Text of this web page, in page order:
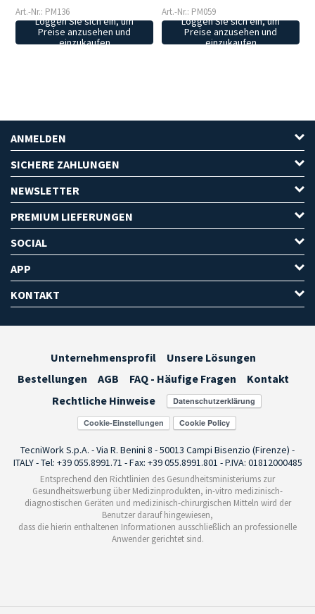
Art.-Nr.: PM136
Loggen Sie sich ein, um
Preise anzusehen und
einzukaufen
Art.-Nr.: PM059
Loggen Sie sich ein, um
Preise anzusehen und
einzukaufen
ANMELDEN
SICHERE ZAHLUNGEN
NEWSLETTER
PREMIUM LIEFERUNGEN
SOCIAL
APP
KONTAKT
Unternehmensprofil
Unsere Lösungen
Bestellungen
AGB FAQ - Häufige Fragen
Kontakt
Rechtliche Hinweise
Cookie-Einstellungen
TecniWork S.p.A. - Via R. Benini 8 - 50013 Campi Bisenzio (Firenze) -
ITALY - Tel: +39 055.8991.71 - Fax: +39 055.8991.801 - P.IVA: 01812000485
Entsprechend den Richtlinien des Gesundheitsministeriums zur
Gesundheitswerbung über Medizinprodukten, in-vitro medizinisch-
diagnostischen Geräten und medizinisch-chirurgischen Mitteln wird der
Benutzer darauf hingewiesen,
dass die hierin enthaltenen Informationen ausschließlich an professionelle
Anwender gerichtet sind.